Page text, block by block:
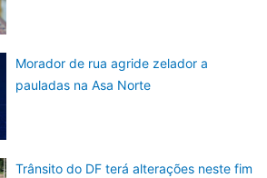
Morador de rua agride zelador a
pauladas na Asa Norte
Trânsito do DF terá alterações neste fim